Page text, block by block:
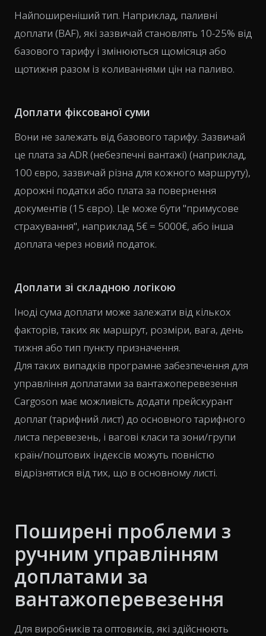
Найпоширеніший тип. Наприклад, паливні
доплати (BAF), які зазвичай становлять 10-25% від
базового тарифу і змінюються щомісяця або
щотижня разом із коливаннями цін на паливо.
Доплати фіксованої суми
Вони не залежать від базового тарифу. Зазвичай
це плата за ADR (небезпечні вантажі) (наприклад,
100 євро, зазвичай різна для кожного маршруту),
дорожні податки або плата за повернення
документів (15 євро). Це може бути "примусове
страхування", наприклад 5€ = 5000€, або інша
доплата через новий податок.
Доплати зі складною логікою
Іноді сума доплати може залежати від кількох
факторів, таких як маршрут, розміри, вага, день
тижня або тип пункту призначення.
Для таких випадків програмне забезпечення для
управління доплатами за вантажоперевезення
Cargoson має можливість додати прейскурант
доплат (тарифний лист) до основного тарифного
листа перевезень, і вагові класи та зони/групи
країн/поштових індексів можуть повністю
відрізнятися від тих, що в основному листі.
Поширені проблеми з
ручним управлінням
доплатами за
вантажоперевезення
Для виробників та оптовиків, які здійснюють